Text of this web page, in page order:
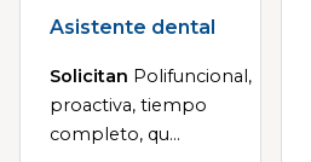
Asistente dental
Solicitan Polifuncional,
proactiva, tiempo
completo, qu...